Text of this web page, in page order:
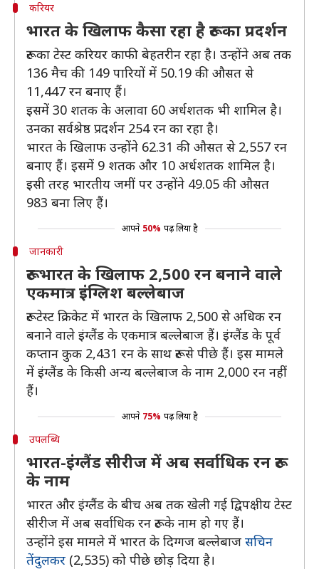
करियर
भारत के खिलाफ कैसा रहा है रूट का प्रदर्शन
रूट का टेस्ट करियर काफी बेहतरीन रहा है। उन्होंने अब तक
136 मैच की 149 पारियों में 50.19 की औसत से
11,447 रन बनाए हैं।
इसमें 30 शतक के अलावा 60 अर्धशतक भी शामिल है।
उनका सर्वश्रेष्ठ प्रदर्शन 254 रन का रहा है।
भारत के खिलाफ उन्होंने 62.31 की औसत से 2,557 रन
बनाए हैं। इसमें 9 शतक और 10 अर्धशतक शामिल है।
इसी तरह भारतीय जमीं पर उन्होंने 49.05 की औसत
983 बना लिए हैं।
आपने 50% पढ़ लिया है
जानकारी
रूट भारत के खिलाफ 2,500 रन बनाने वाले
एकमात्र इंग्लिश बल्लेबाज
रूट टेस्ट क्रिकेट में भारत के खिलाफ 2,500 से अधिक रन
बनाने वाले इंग्लैंड के एकमात्र बल्लेबाज हैं। इंग्लैंड के पूर्व
कप्तान कुक 2,431 रन के साथ रूट से पीछे हैं। इस मामले
में इंग्लैंड के किसी अन्य बल्लेबाज के नाम 2,000 रन नहीं
हैं।
आपने 75% पढ़ लिया है
उपलब्धि
भारत-इंग्लैंड सीरीज में अब सर्वाधिक रन रूट
के नाम
भारत और इंग्लैंड के बीच अब तक खेली गई द्विपक्षीय टेस्ट
सीरीज में अब सर्वाधिक रन रूट के नाम हो गए हैं।
उन्होंने इस मामले में भारत के दिग्गज बल्लेबाज सचिन
तेंदुलकर (2,535) को पीछे छोड़ दिया है।